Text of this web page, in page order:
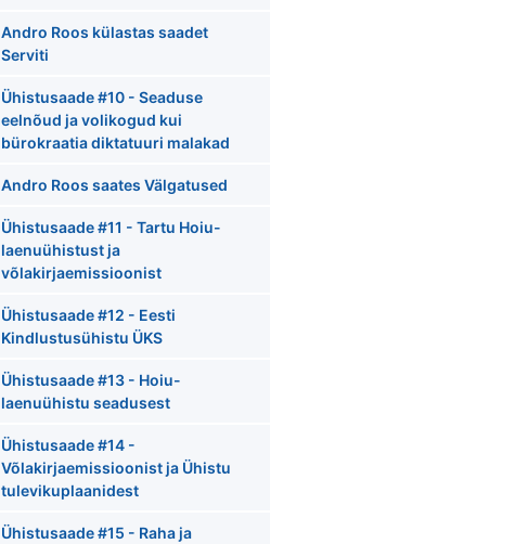
Andro Roos külastas saadet
Serviti
Ühistusaade #10 - Seaduse
eelnõud ja volikogud kui
bürokraatia diktatuuri malakad
Andro Roos saates Välgatused
Ühistusaade #11 - Tartu Hoiu-
laenuühistust ja
võlakirjaemissioonist
Ühistusaade #12 - Eesti
Kindlustusühistu ÜKS
Ühistusaade #13 - Hoiu-
laenuühistu seadusest
Ühistusaade #14 -
Võlakirjaemissioonist ja Ühistu
tulevikuplaanidest
Ühistusaade #15 - Raha ja